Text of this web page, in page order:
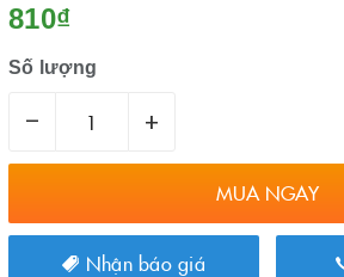
810₫
Số lượng
– +
MUA NGAY
Nhận báo giá